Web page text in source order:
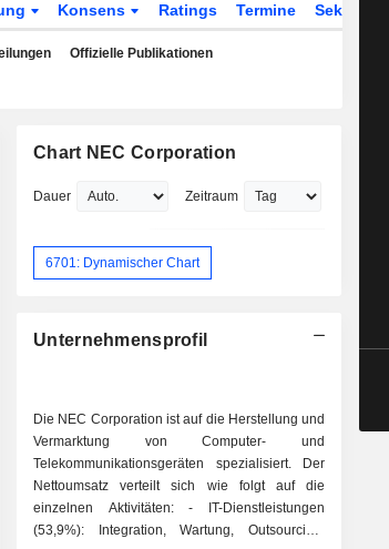
Konsens Ratings Termine Sektor
Offizielle Publikationen
Chart NEC Corporation
Dauer Zeitraum
6701: Dynamischer Chart
Unternehmensprofil
Die NEC Corporation ist auf die Herstellung und
Vermarktung von Computer- und
Telekommunikationsgeräten spezialisiert. Der
Nettoumsatz verteilt sich wie folgt auf die
einzelnen Aktivitäten: - IT-Dienstleistungen
(53,9%): Integration, Wartung, Outsourcing,